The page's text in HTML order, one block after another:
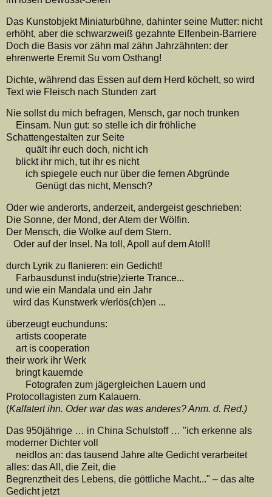
Das Kunstobjekt Miniaturbühne, dahinter seine Mutter: nicht
erhöht, aber die schwarzweiß gezahnte Elfenbein-Barriere
Doch die Basis vor zähn mal zähn Jahrzähnten: der
ehrenwerte Eremit Su vom Osthang!
Dichte, während das Essen auf dem Herd köchelt, so wird
Text wie Fleisch nach Stunden zart
Nie sollst du mich befragen, Mensch, gar noch trunken
Einsam. Nun gut: so stelle ich dir fröhliche
Schattengestalten zur Seite
quält ihr euch doch, nicht ich
blickt ihr mich, tut ihr es nicht
ich spiegele euch nur über die fernen Abgründe
Genügt das nicht, Mensch?
Oder wie anderorts, anderzeit, andergeist geschrieben:
Die Sonne, der Mond, der Atem der Wölfin.
Der Mensch, die Wolke auf dem Stern.
Oder auf der Insel. Na toll, Apoll auf dem Atoll!
durch Lyrik zu flanieren: ein Gedicht!
Farbausdunst indu(strie)zierte Trance...
und wie ein Mandala und ein Jahr
wird das Kunstwerk v/erlös(ch)en ...
überzeugt euchunduns:
artists cooperate
art is cooperation
their work ihr Werk
bringt kauernde
Fotografen zum jägergleichen Lauern und
Protocollagisten zum Kalauern.
(Kalfatert ihn. Oder war das was anderes? Anm. d. Red.)
Das 950jährige … in China Schulstoff … "ich erkenne als
moderner Dichter voll
neidlos an: das tausend Jahre alte Gedicht verarbeitet
alles: das All, die Zeit, die
Begrenztheit des Lebens, die göttliche Macht..." – das alte
Gedicht jetzt